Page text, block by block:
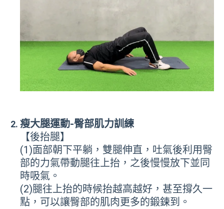
瘦大腿運動-臀部肌力訓練
【後抬腿】
(1)面部朝下平躺，雙腿伸直，吐氣後利用臀
部的力氣帶動腿往上抬，之後慢慢放下並同
時吸氣。
(2)腿往上抬的時候抬越高越好，甚至撐久一
點，可以讓臀部的肌肉更多的鍛鍊到。